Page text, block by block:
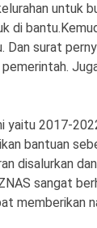
untuk
di
Dan surat
yaitu 2017-
bantuan
disalurkan
sangat
memberikan